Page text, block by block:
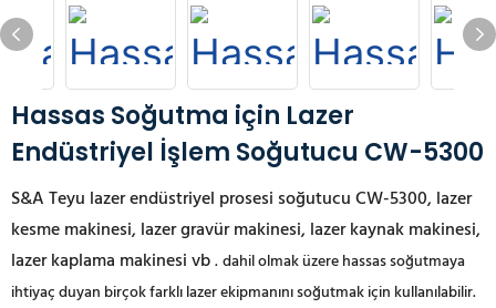
Hassas Soğutma için Lazer
Endüstriyel İşlem Soğutucu CW-5300
S&A Teyu lazer endüstriyel prosesi soğutucu CW-5300, lazer
kesme makinesi, lazer gravür makinesi, lazer kaynak makinesi,
lazer kaplama makinesi vb.dahil olmak üzere hassas soğutmaya
ihtiyaç duyan birçok farklı lazer ekipmanını soğutmak için kullanılabilir.